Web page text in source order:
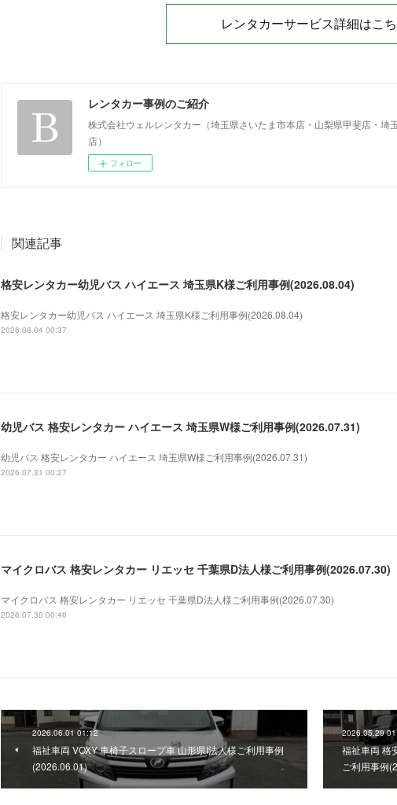
レンタカーサービス詳細はこ
レンタカー事例のご紹介
株式会社ウェルレンタカー（埼玉県さいたま市本店・山梨県甲斐店・埼
店）
フォロー
関連記事
格安レンタカー幼児バス ハイエース 埼玉県K様ご利用事例(2026.08.04)
格安レンタカー幼児バス ハイエース 埼玉県K様ご利用事例(2026.08.04)
2026.08.04 00:37
幼児バス 格安レンタカー ハイエース 埼玉県W様ご利用事例(2026.07.31)
幼児バス 格安レンタカー ハイエース 埼玉県W様ご利用事例(2026.07.31)
2026.07.31 00:27
マイクロバス 格安レンタカー リエッセ 千葉県D法人様ご利用事例(2026.07.30)
マイクロバス 格安レンタカー リエッセ 千葉県D法人様ご利用事例(2026.07.30)
2026.07.30 00:46
2026.06.01 01:12
福祉車両 VOXY 車椅子スロープ車 山形県I法人様ご利用事例
(2026.06.01)
2026.05.29
福祉車両 格
ご利用事例